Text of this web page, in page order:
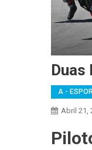
Duas
A -
Abril 21,